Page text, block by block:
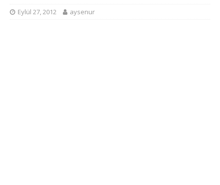
Eylül 27, 2012 aysenur